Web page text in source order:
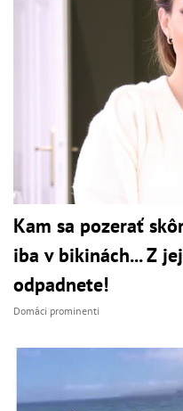
Kam sa pozerať
iba v bikinách... Z
odpadnete!
Domáci prominenti